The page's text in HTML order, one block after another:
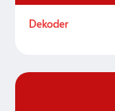
Dekoder